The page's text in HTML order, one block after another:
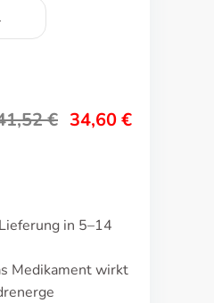
€ 34,60€
in 5–14
Medikament wirkt